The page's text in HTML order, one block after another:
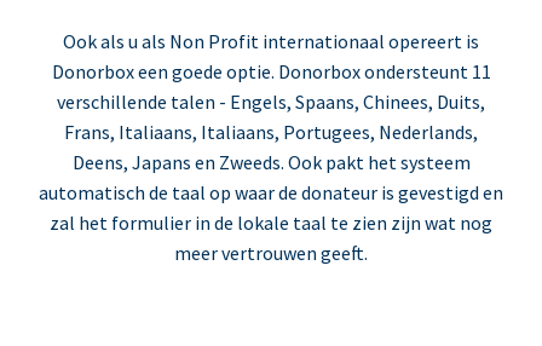
Ook als u als Non Profit internationaal opereert is
Donorbox een goede optie. Donorbox ondersteunt 11
verschillende talen - Engels, Spaans, Chinees, Duits,
Frans, Italiaans, Italiaans, Portugees, Nederlands,
Deens, Japans en Zweeds. Ook pakt het systeem
automatisch de taal op waar de donateur is gevestigd en
zal het formulier in de lokale taal te zien zijn wat nog
meer vertrouwen geeft.